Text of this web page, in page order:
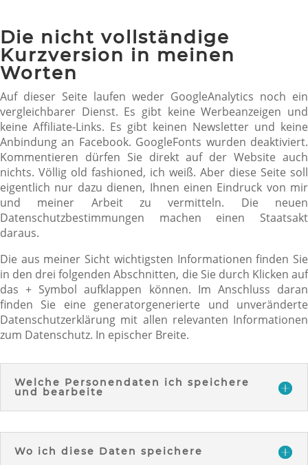
Die nicht vollständige
Kurzversion in meinen
Worten
Auf dieser Seite laufen weder GoogleAnalytics noch ein
vergleichbarer Dienst. Es gibt keine Werbeanzeigen und
keine Affiliate-Links. Es gibt keinen Newsletter und keine
Anbindung an Facebook. GoogleFonts wurden deaktiviert.
Kommentieren dürfen Sie direkt auf der Website auch
nichts. Völlig old fashioned, ich weiß. Aber diese Seite soll
eigentlich nur dazu dienen, Ihnen einen Eindruck von mir
und meiner Arbeit zu vermitteln. Die neuen
Datenschutzbestimmungen machen einen Staatsakt
daraus.
Die aus meiner Sicht wichtigsten Informationen finden Sie
in den drei folgenden Abschnitten, die Sie durch Klicken auf
das + Symbol aufklappen können. Im Anschluss daran
finden Sie eine generatorgenerierte und unveränderte
Datenschutzerklärung mit allen relevanten Informationen
zum Datenschutz. In epischer Breite.
Welche Personendaten ich speichere
und bearbeite
Wo ich diese Daten speichere